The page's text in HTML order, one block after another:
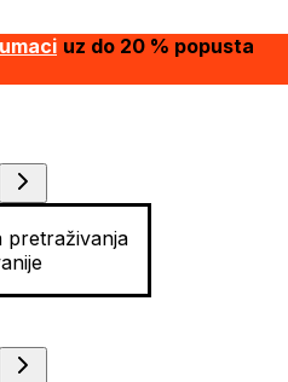
uz do 20 % popusta
pretraživanja